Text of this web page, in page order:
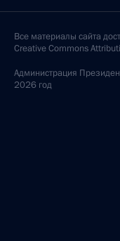
Все материалы сайта
Creative Commons
Администрация
2026 год